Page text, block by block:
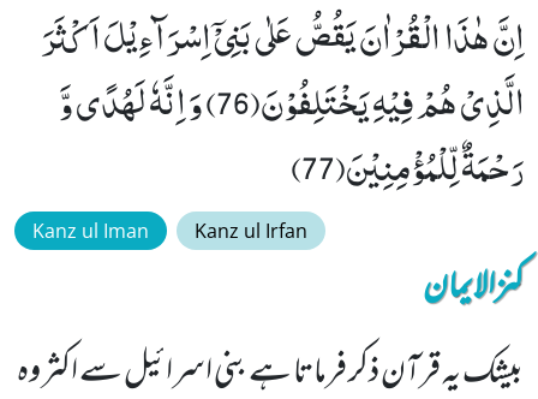
اِنَّ هٰذَا الْقُرْاٰنَ یَقُصُّ عَلٰى بَنِیْۤ اِسْرَآءِیْلَ اَكْثَرَ
الَّذِیْ هُمْ فِیْهِ یَخْتَلِفُوْنَ(76) وَ اِنَّهٗ لَهُدًى وَّ
رَحْمَةٌ لِّلْمُؤْمِنِیْنَ(77)
Kanz ul Iman Kanz ul Irfan
کنزالایمان
بیشک یہ قرآن ذکر فرماتا ہے بنی اسرائیل سے اکثر وہ